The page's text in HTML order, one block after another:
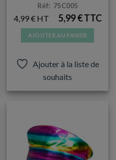
Réf: 75C005
4,99€ 5,99€
AJOUTER AU PANIER
Ajouter à la liste de
souhaits